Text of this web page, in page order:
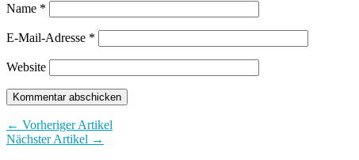
Name *
E-Mail-Adresse *
Website
← Vorheriger Artikel
Nächster Artikel →